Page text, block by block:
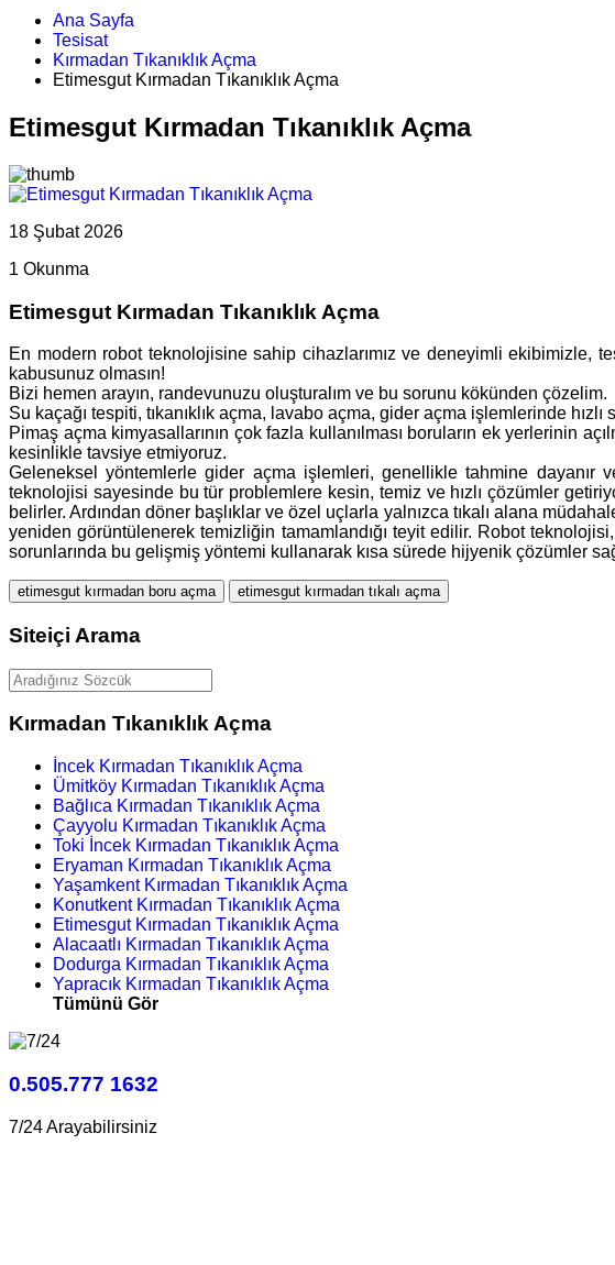
Ana Sayfa
Tesisat
Kırmadan Tıkanıklık Açma
Etimesgut Kırmadan Tıkanıklık Açma
Etimesgut Kırmadan Tıkanıklık Açma
18 Şubat 2026
1 Okunma
Etimesgut Kırmadan Tıkanıklık Açma
En modern robot teknolojisine sahip cihazlarımız ve deneyimli ekibimizle,
kabusunuz olmasın!
Bizi hemen arayın, randevunuzu oluşturalım ve bu sorunu kökünden çözelim.
Su kaçağı tespiti, tıkanıklık açma, lavabo açma, gider açma işlemlerinde
Pimaş açma kimyasallarının çok fazla kullanılması boruların ek yerlerinin
kesinlikle tavsiye etmiyoruz.
Geleneksel yöntemlerle gider açma işlemleri, genellikle tahmine dayanır
teknolojisi sayesinde bu tür problemlere kesin, temiz ve hızlı çözümler
belirler. Ardından döner başlıklar ve özel uçlarla yalnızca tıkalı alana
yeniden görüntülenerek temizliğin tamamlandığı teyit edilir. Robot
sorunlarında bu gelişmiş yöntemi kullanarak kısa sürede hijyenik çözümler
etimesgut kırmadan boru açma etimesgut kırmadan tıkalı açma
Siteiçi Arama
Kırmadan Tıkanıklık Açma
İncek Kırmadan Tıkanıklık Açma
Ümitköy Kırmadan Tıkanıklık Açma
Bağlıca Kırmadan Tıkanıklık Açma
Çayyolu Kırmadan Tıkanıklık Açma
Toki İncek Kırmadan Tıkanıklık Açma
Eryaman Kırmadan Tıkanıklık Açma
Yaşamkent Kırmadan Tıkanıklık Açma
Konutkent Kırmadan Tıkanıklık Açma
Etimesgut Kırmadan Tıkanıklık Açma
Alacaatlı Kırmadan Tıkanıklık Açma
Dodurga Kırmadan Tıkanıklık Açma
Yapracık Kırmadan Tıkanıklık Açma
Tümünü Gör
0.505.777 1632
7/24 Arayabilirsiniz